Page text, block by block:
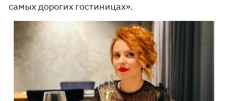
самых дорогих гостиницах».